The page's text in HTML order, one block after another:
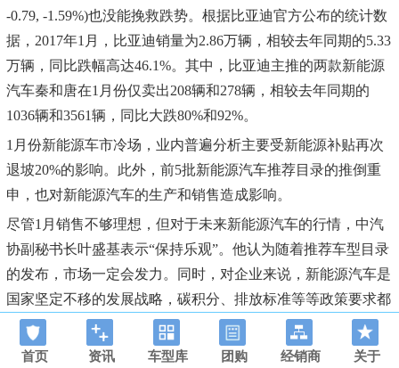
-0.79, -1.59%)也没能挽救跌势。根据比亚迪官方公布的统计数
据，2017年1月，比亚迪销量为2.86万辆，相较去年同期的5.33
万辆，同比跌幅高达46.1%。其中，比亚迪主推的两款新能源
汽车秦和唐在1月份仅卖出208辆和278辆，相较去年同期的
1036辆和3561辆，同比大跌80%和92%。
1月份新能源车市冷场，业内普遍分析主要受新能源补贴再次
退坡20%的影响。此外，前5批新能源汽车推荐目录的推倒重
申，也对新能源汽车的生产和销售造成影响。
尽管1月销售不够理想，但对于未来新能源汽车的行情，中汽
协副秘书长叶盛基表示“保持乐观”。他认为随着推荐车型目录
的发布，市场一定会发力。同时，对企业来说，新能源汽车是
国家坚定不移的发展战略，碳积分、排放标准等等政策要求都
将推进新能源汽车的发展。基于以上这些因素，中汽协预测今
年全年新能源汽车销量将保持50%左右的增速，达70-80万辆。
首页 资讯 车型库 团购 经销商 关于